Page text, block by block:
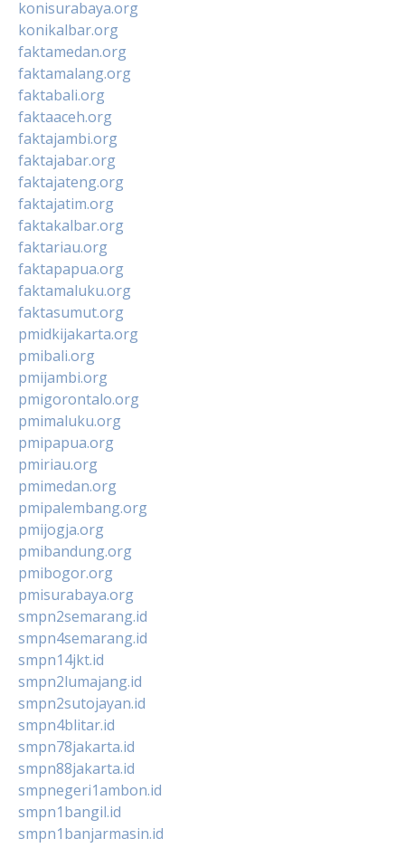
konisurabaya.org
konikalbar.org
faktamedan.org
faktamalang.org
faktabali.org
faktaaceh.org
faktajambi.org
faktajabar.org
faktajateng.org
faktajatim.org
faktakalbar.org
faktariau.org
faktapapua.org
faktamaluku.org
faktasumut.org
pmidkijakarta.org
pmibali.org
pmijambi.org
pmigorontalo.org
pmimaluku.org
pmipapua.org
pmiriau.org
pmimedan.org
pmipalembang.org
pmijogja.org
pmibandung.org
pmibogor.org
pmisurabaya.org
smpn2semarang.id
smpn4semarang.id
smpn14jkt.id
smpn2lumajang.id
smpn2sutojayan.id
smpn4blitar.id
smpn78jakarta.id
smpn88jakarta.id
smpnegeri1ambon.id
smpn1bangil.id
smpn1banjarmasin.id